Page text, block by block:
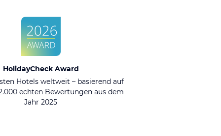
HolidayCheck Award
Hotels weltweit – basierend auf
echten Bewertungen aus dem
Jahr 2025